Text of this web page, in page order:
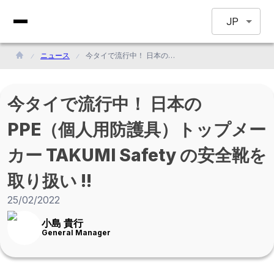
JP
ニュース 今タイで流行中！ 日本のPPE（個人用防護具）トップメーカー TAKUMI Safety の安全靴を取り扱い !!
今タイで流行中！ 日本の
PPE（個人用防護具）トップメー
カー TAKUMI Safety の安全靴を
取り扱い !!
25/02/2022
小島 貴行
General Manager